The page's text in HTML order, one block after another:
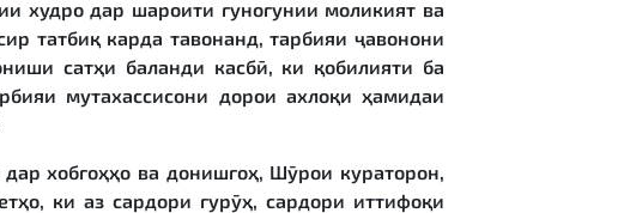
худро дар шароити гуногунии моликият ва
татбиқ карда тавонанд, тарбияи ҷавонони
сатҳи баланди касбӣ, ки қобилияти ба
мутахассисони дорои ахлоқи ҳамидаи
хобгоҳҳо ва донишгоҳ, Шӯрои кураторон,
ки аз сардори гурӯҳ, сардори иттифоқи